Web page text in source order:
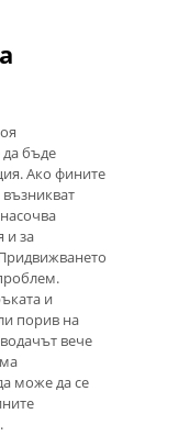
бъде
Ако фините
и за
и
порив на
вече
може да се